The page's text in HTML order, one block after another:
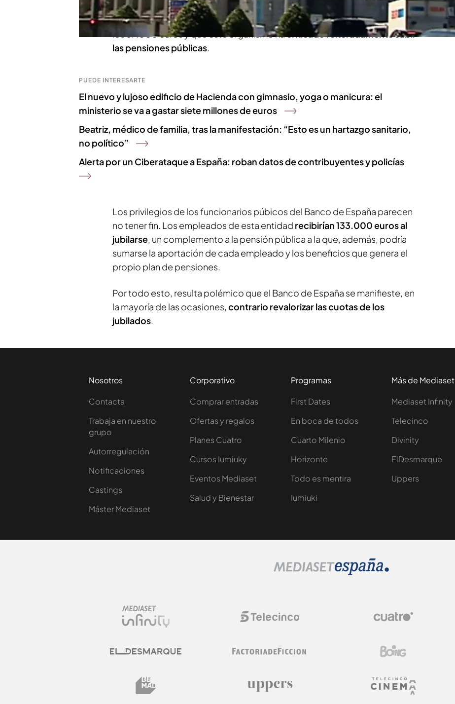
Hay que tener en cuenta que el sueldo medio de los trabajadores ronda
los 67.000 euros y que este organismo hacriticado reiteradamente subir
las pensiones públicas.
PUEDE INTERESARTE
El nuevo y lujoso edificio de Hacienda con gimnasio, yoga o manicura: el
ministerio se va a gastar siete millones de euros
Beatriz, médico de familia, tras la manifestación: “Esto es un hartazgo sanitario,
no político”
Alerta por un Ciberataque a España: roban datos de contribuyentes y policías
Los privilegios de los funcionarios púbicos del Banco de España parecen
no tener fin. Los empleados de esta entidad recibirían 133.000 euros al
jubilarse, un complemento a la pensión pública a la que, además, podría
sumarse la aportación de cada empleado y los beneficios que genera el
propio plan de pensiones.
Por todo esto, resulta polémico que el Banco de España se manifieste, en
la mayoría de las ocasiones, contrario revalorizar las cuotas de los
jubilados.
Nosotros
Contacta
Trabaja en nuestro
grupo
Autorregulación
Notificaciones
Castings
Máster Mediaset
Corporativo
Comprar entradas
Ofertas y regalos
Planes Cuatro
Cursos Iumiuky
Eventos Mediaset
Salud y Bienestar
Programas
First Dates
En boca de todos
Cuarto Milenio
Horizonte
Todo es mentira
Iumiuki
Más de Mediaset
Mediaset Infinity
Telecinco
Divinity
ElDesmarque
Uppers